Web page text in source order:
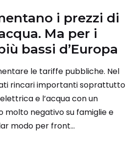
i prezzi di
Ma per i
bassi d’Europa
le tariffe pubbliche. Nel
rincari importanti soprattutto
e l’acqua con un
negativo su famiglie e
modo per front...